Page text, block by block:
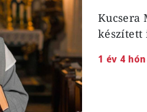
Kucsera
készített
1 év 4